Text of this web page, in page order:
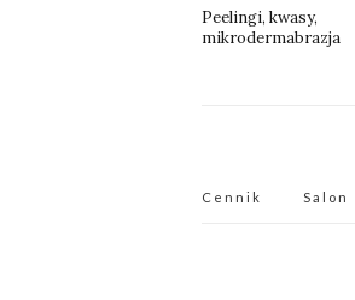
Peelingi, kwasy,
mikrodermabrazja
Cennik Salon